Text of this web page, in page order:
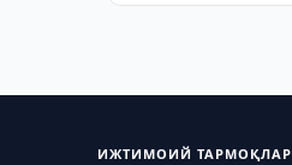
ИЖТИМОИЙ ТАРМОҚЛАР